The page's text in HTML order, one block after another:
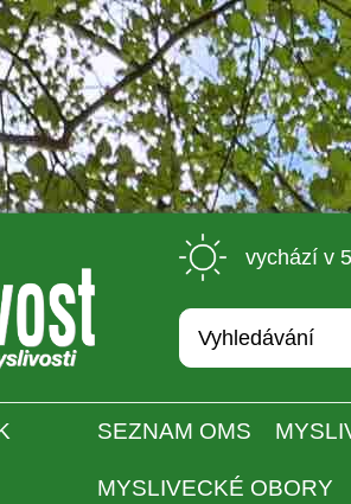
vychází v
SEZNAM OMS
MYSLIVECKÉ OBORY